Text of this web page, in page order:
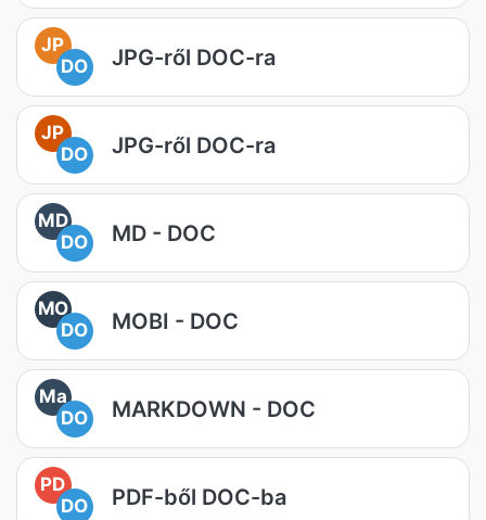
JP
DO
JPG-ről DOC-ra
JP
DO
JPG-ről DOC-ra
MD
DO
MD - DOC
MO
DO
MOBI - DOC
Ma
DO
MARKDOWN - DOC
PD
DO
PDF-ből DOC-ba